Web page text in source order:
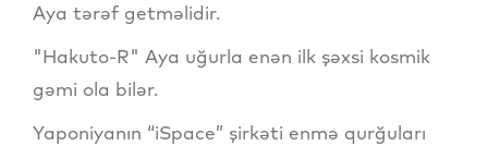
Aya tərəf getməlidir.
"Hakuto-R" Aya uğurla enən ilk şəxsi kosmik
gəmi ola bilər.
Yaponiyanın “iSpace” şirkəti enmə qurğuları